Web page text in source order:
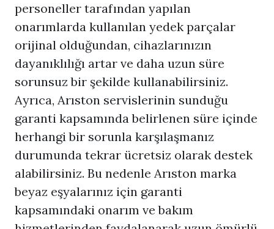
personeller tarafından yapılan
onarımlarda kullanılan yedek parçalar
orijinal olduğundan, cihazlarınızın
dayanıklılığı artar ve daha uzun süre
sorunsuz bir şekilde kullanabilirsiniz.
Ayrıca, Arıston servislerinin sunduğu
garanti kapsamında belirlenen süre içinde
herhangi bir sorunla karşılaşmanız
durumunda tekrar ücretsiz olarak destek
alabilirsiniz. Bu nedenle Arıston marka
beyaz eşyalarınız için garanti
kapsamındaki onarım ve bakım